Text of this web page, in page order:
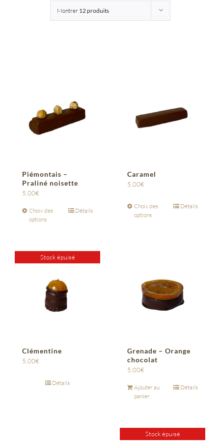
Montrer 12 produits
Piémontais –
Praliné noisette
5,00€
Choix des
options
Détails
Caramel
5,00€
Choix des
options
Détails
Stock épuisé
Clémentine
5,00€
Détails
Grenade – Orange
chocolat
5,00€
Ajouter au
panier
Détails
Stock épuisé